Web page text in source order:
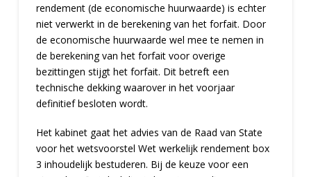
rendement (de economische huurwaarde) is echter
niet verwerkt in de berekening van het forfait. Door
de economische huurwaarde wel mee te nemen in
de berekening van het forfait voor overige
bezittingen stijgt het forfait. Dit betreft een
technische dekking waarover in het voorjaar
definitief besloten wordt.
Het kabinet gaat het advies van de Raad van State
voor het wetsvoorstel Wet werkelijk rendement box
3 inhoudelijk bestuderen. Bij de keuze voor een